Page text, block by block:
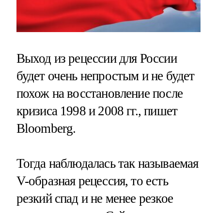
Выход из рецессии для России
будет очень непростым и не будет
похож на восстановление после
кризиса 1998 и 2008 гг., пишет
Bloomberg.
Тогда наблюдалась так называемая
V-образная рецессия, то есть
резкий спад и не менее резкое